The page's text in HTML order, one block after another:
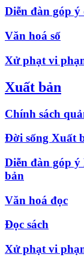
Diễn đàn góp
Văn hoá số
Xử phạt vi
Xuất bản
Chính sách
Đời sống Xuất
Diễn đàn góp
bản
Văn hoá đọc
Đọc sách
Xử phạt vi